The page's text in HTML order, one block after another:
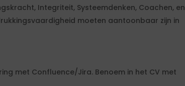
Integriteit, Systeemdenken, Coachen, en
moeten aantoonbaar zijn in
met Confluence/Jira. Benoem in het CV met